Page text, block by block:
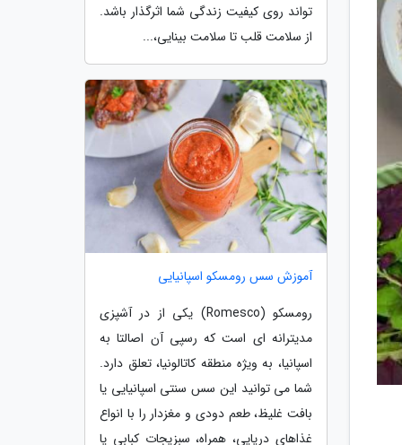
تواند روی کیفیت زندگی شما اثرگذار باشد.
از سلامت قلب تا سلامت بینایی،...
آموزش سس رومسکو اسپانیایی
رومسکو (Romesco) یکی از در آشپزی
مدیترانه ای است که رسپی آن اصالتا به
اسپانیا، به ویژه منطقه کاتالونیا، تعلق دارد.
شما می توانید این سس سنتی اسپانیایی یا
بافت غلیظ، طعم دودی و مغزدار را با انواع
غذاهای دریایی، همراه، سبزیجات کبابی یا